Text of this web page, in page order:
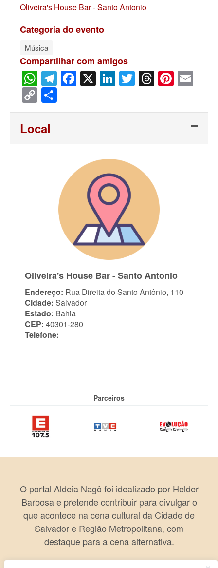
Oliveira's House Bar - Santo Antonio
Categoria do evento
Música
Compartilhar com amigos
WhatsApp
Telegram
Facebook
X LinkedIn
Twitter
Threads
Copy
Link
Local
Oliveira's House Bar - Santo Antonio
Endereço: Rua Direita do Santo Antônio, 110
Cidade: Salvador
Estado: Bahia
CEP: 40301-280
Telefone:
Parceiros
O portal Aldeia Nagô foi idealizado por Helder
Barbosa e pretende contribuir para divulgar o
que acontece na cena cultural da Cidade de
Salvador e Região Metropolitana, com
destaque para a cena alternativa.